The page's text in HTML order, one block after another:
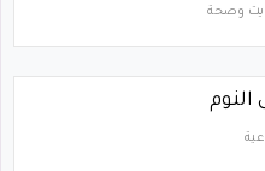
وصحة
النوم